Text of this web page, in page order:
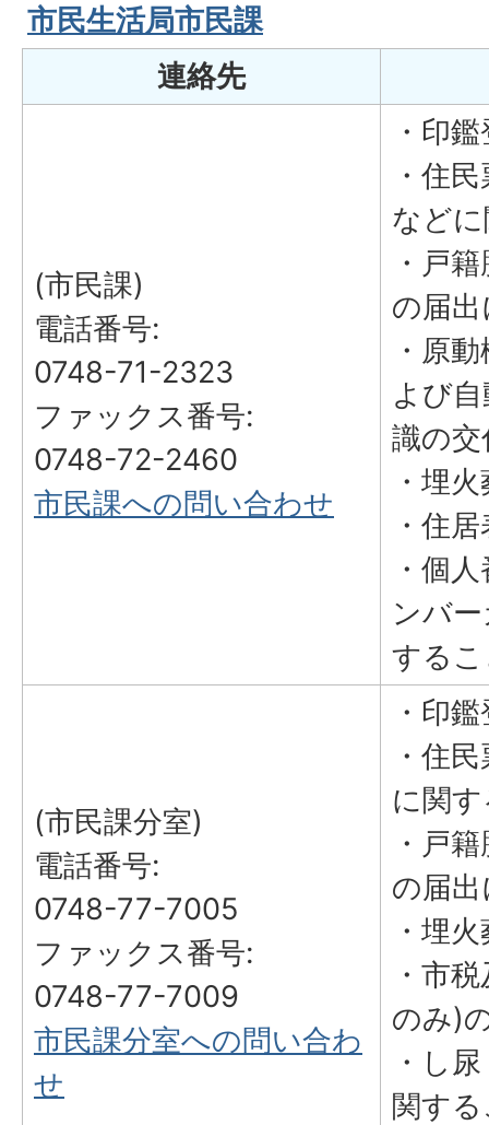
市民生活局市民課
連絡先
(市民課)
電話番号:
0748-71-2323
ファックス番号:
0748-72-2460
市民課への問い合わせ
・印
・住
など
・戸
の届
・原
よび
識の
・埋
・住
・個
ンバ
する
(市民課分室)
電話番号:
0748-77-7005
ファックス番号:
0748-77-7009
市民課分室への問い合わ
せ
・印
・住
に関
・戸
の届
・埋
・市
のみ)
・し
関す